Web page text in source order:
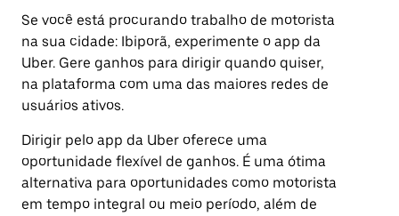
Se você está procurando trabalho de motorista
na sua cidade: Ibiporã, experimente o app da
Uber. Gere ganhos para dirigir quando quiser,
na plataforma com uma das maiores redes de
usuários ativos.
Dirigir pelo app da Uber oferece uma
oportunidade flexível de ganhos. É uma ótima
alternativa para oportunidades como motorista
em tempo integral ou meio período, além de